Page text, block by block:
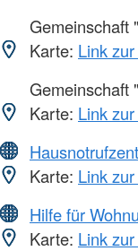
Gemeinschaft
Karte: Link
Gemeinschaft
Karte: Link
Karte: Link
Hilfe für
Karte: Link